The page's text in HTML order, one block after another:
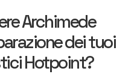
Archimede
dei tuoi
Hotpoint?